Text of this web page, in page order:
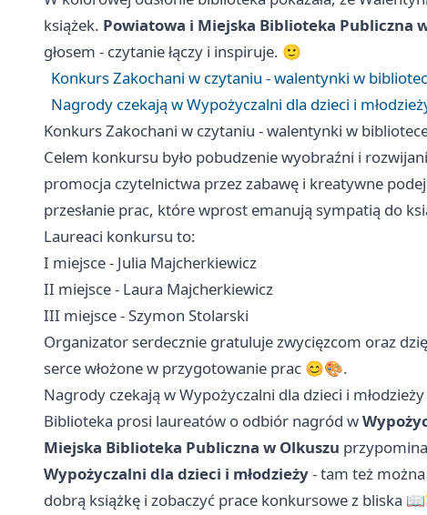
książek. Powiatowa i Miejska Biblioteka Publiczna
głosem - czytanie łączy i inspiruje. 🙂
Konkurs Zakochani w czytaniu - walentynki w
Nagrody czekają w Wypożyczalni dla dzieci i
Konkurs Zakochani w czytaniu - walentynki w
Celem konkursu było pobudzenie wyobraźni i
promocja czytelnictwa przez zabawę i kreatywne
przesłanie prac, które wprost emanują sympatią do
Laureaci konkursu to:
I miejsce - Julia Majcherkiewicz
II miejsce - Laura Majcherkiewicz
III miejsce - Szymon Stolarski
Organizator serdecznie gratuluje zwycięzcom oraz
serce włożone w przygotowanie prac 😊🎨.
Nagrody czekają w Wypożyczalni dla dzieci i
Biblioteka prosi laureatów o odbiór nagród w
Miejska Biblioteka Publiczna w Olkuszu
Wypożyczalni dla dzieci i młodzieży- tam też
dobrą książkę i zobaczyć prace konkursowe z bliska